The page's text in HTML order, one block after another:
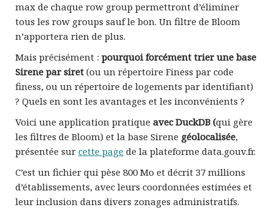
max de chaque row group permettront d’éliminer
tous les row groups sauf le bon. Un filtre de Bloom
n’apportera rien de plus.
Mais précisément : pourquoi forcément trier une base
Sirene par siret (ou un répertoire Finess par code
finess, ou un répertoire de logements par identifiant)
? Quels en sont les avantages et les inconvénients ?
Voici une application pratique avec DuckDB (qui gère
les filtres de Bloom) et la base Sirene géolocalisée,
présentée sur cette page de la plateforme data.gouv.fr.
C’est un fichier qui pèse 800 Mo et décrit 37 millions
d’établissements, avec leurs coordonnées estimées et
leur inclusion dans divers zonages administratifs.